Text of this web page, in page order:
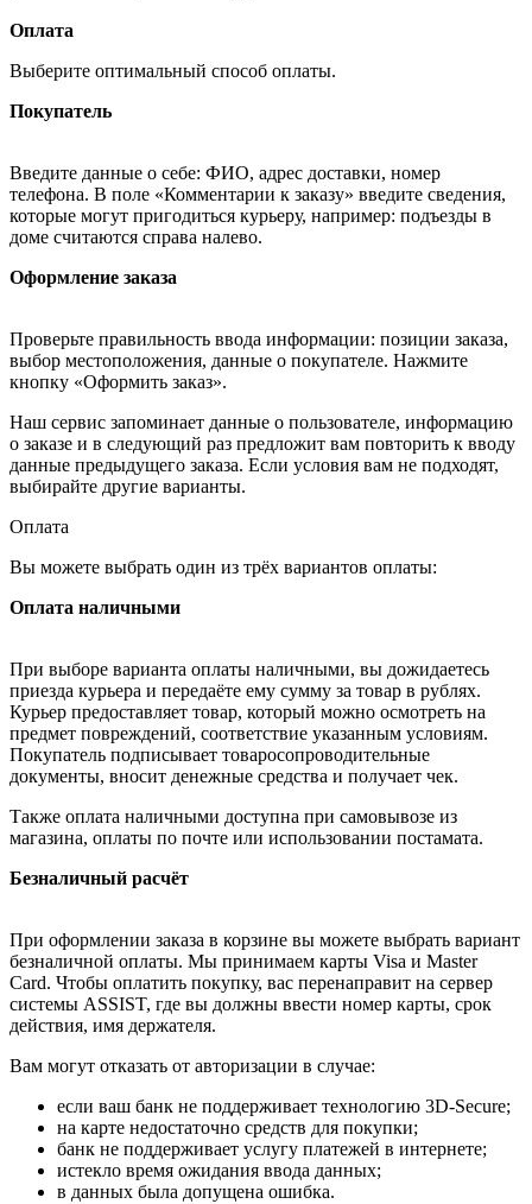
Оплата
Выберите оптимальный способ оплаты.
Покупатель
Введите данные о себе: ФИО, адрес доставки, номер
телефона. В поле «Комментарии к заказу» введите сведения,
которые могут пригодиться курьеру, например: подъезды в
доме считаются справа налево.
Оформление заказа
Проверьте правильность ввода информации: позиции заказа,
выбор местоположения, данные о покупателе. Нажмите
кнопку «Оформить заказ».
Наш сервис запоминает данные о пользователе, информацию
о заказе и в следующий раз предложит вам повторить к вводу
данные предыдущего заказа. Если условия вам не подходят,
выбирайте другие варианты.
Оплата
Вы можете выбрать один из трёх вариантов оплаты:
Оплата наличными
При выборе варианта оплаты наличными, вы дожидаетесь
приезда курьера и передаёте ему сумму за товар в рублях.
Курьер предоставляет товар, который можно осмотреть на
предмет повреждений, соответствие указанным условиям.
Покупатель подписывает товаросопроводительные
документы, вносит денежные средства и получает чек.
Также оплата наличными доступна при самовывозе из
магазина, оплаты по почте или использовании постамата.
Безналичный расчёт
При оформлении заказа в корзине вы можете выбрать вариант
безналичной оплаты. Мы принимаем карты Visa и Master
Card. Чтобы оплатить покупку, вас перенаправит на сервер
системы ASSIST, где вы должны ввести номер карты, срок
действия, имя держателя.
Вам могут отказать от авторизации в случае:
если ваш банк не поддерживает технологию 3D-Secure;
на карте недостаточно средств для покупки;
банк не поддерживает услугу платежей в интернете;
истекло время ожидания ввода данных;
в данных была допущена ошибка.